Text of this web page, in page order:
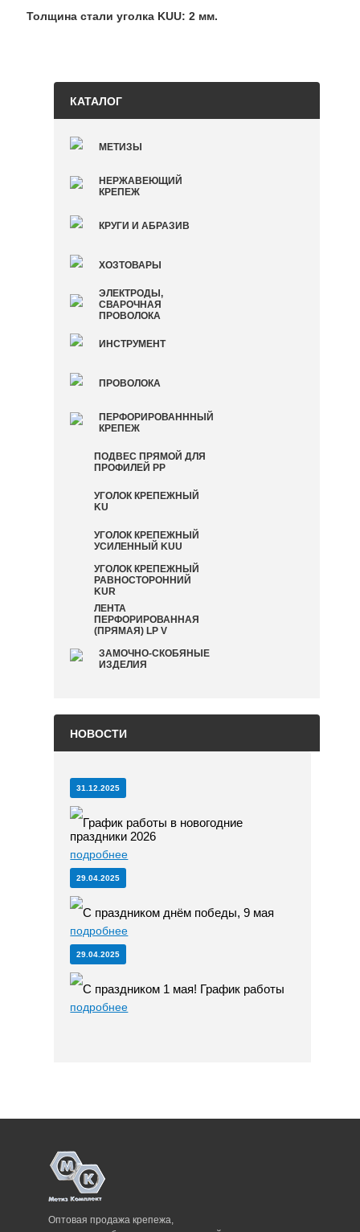
КАТАЛОГ
МЕТИЗЫ
НЕРЖАВЕЮЩИЙ
КРЕПЕЖ
КРУГИ И АБРАЗИВ
ХОЗТОВАРЫ
ЭЛЕКТРОДЫ,
СВАРОЧНАЯ
ПРОВОЛОКА
ИНСТРУМЕНТ
ПРОВОЛОКА
ПЕРФОРИРОВАНННЫЙ
КРЕПЕЖ
ПОДВЕС ПРЯМОЙ ДЛЯ
ПРОФИЛЕЙ PP
УГОЛОК КРЕПЕЖНЫЙ
KU
УГОЛОК КРЕПЕЖНЫЙ
УСИЛЕННЫЙ KUU
УГОЛОК КРЕПЕЖНЫЙ
РАВНОСТОРОННИЙ
KUR
ЛЕНТА
ПЕРФОРИРОВАННАЯ
(ПРЯМАЯ) LP V
ЗАМОЧНО-СКОБЯНЫЕ
ИЗДЕЛИЯ
НОВОСТИ
31.12.2025
График работы в новогодние
праздники 2026
подробнее
29.04.2025
С праздником днём победы, 9 мая
подробнее
29.04.2025
С праздником 1 мая! График работы
подробнее
Толщина стали уголка KUU: 2 мм.
Оптовая продажа крепежа,